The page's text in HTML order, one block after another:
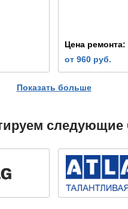
Цена ремонта:
от 960 руб.
на
коды
Обратите
функция,
если барабан
Показать больше
следующие